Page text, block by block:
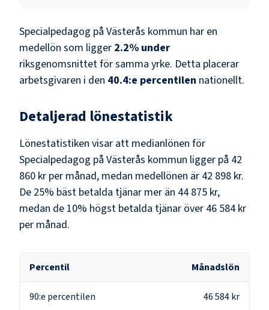
Specialpedagog på Västerås kommun har en
medellön som ligger 2.2% under
riksgenomsnittet för samma yrke. Detta placerar
arbetsgivaren i den 40.4:e percentilen nationellt.
Detaljerad lönestatistik
Lönestatistiken visar att medianlönen för
Specialpedagog på Västerås kommun ligger på 42
860 kr per månad, medan medellönen är 42 898 kr.
De 25% bäst betalda tjänar mer än 44 875 kr,
medan de 10% högst betalda tjänar över 46 584 kr
per månad.
Percentil Månadslön
90:e percentilen 46 584 kr